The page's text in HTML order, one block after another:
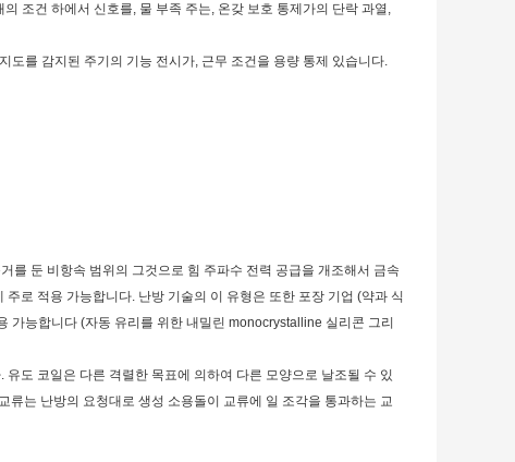
조건 하에서 신호를, 물 부족 주는, 온갖 보호 통제가의 단락 과열,
도를 감지된 주기의 기능 전시가, 근무 조건을 용량 통제 있습니다.
를 둔 비항속 범위의 그것으로 힘 주파수 전력 공급을 개조해서 금속
로 적용 가능합니다. 난방 기술의 이 유형은 또한 포장 기업 (약과 식
가능합니다 (자동 유리를 위한 내밀린 monocrystalline 실리콘 그리
도 코일은 다른 격렬한 목표에 의하여 다른 모양으로 날조될 수 있
는 난방의 요청대로 생성 소용돌이 교류에 일 조각을 통과하는 교